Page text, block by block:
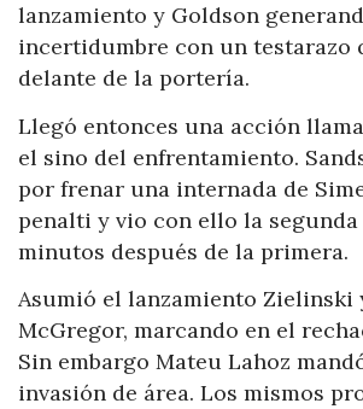
lanzamiento y Goldson
incertidumbre con un testarazo
delante de la portería.
Llegó entonces una acción
el sino del enfrentamiento.
por frenar una internada de
penalti y vio con ello la
minutos después de la primera.
Asumió el lanzamiento Zielinski
McGregor, marcando en el
Sin embargo Mateu Lahoz
invasión de área. Los mismos